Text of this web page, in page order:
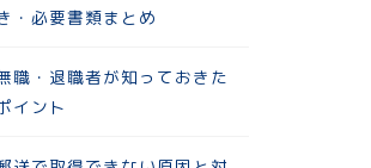
・必要書類まとめ
職・退職者が知っておきた
イント